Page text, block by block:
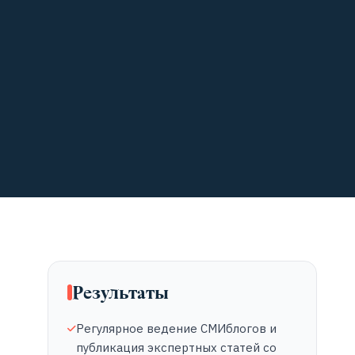
Результаты
Регулярное ведение СМИблогов и
публикация экспертных статей со